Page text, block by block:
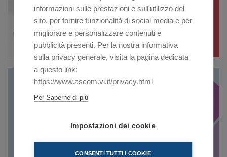
informazioni sulle prestazioni e sull'utilizzo del
sito, per fornire funzionalità di social media e per
migliorare e personalizzare contenuti e
pubblicità presenti. Per la nostra informativa
sulla privacy generale, visita la pagina dedicata
a questo link:
https://www.ascom.vi.it/privacy.html
Per Saperne di più
Impostazioni dei cookie
CONSENTI TUTTI I COOKIE